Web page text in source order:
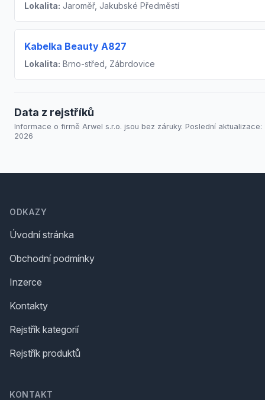
Lokalita: Jaroměř, Jakubské Předměstí
Kabelka Beauty A827
Lokalita: Brno-střed, Zábrdovice
Data z rejstříků
Informace o firmě Arwel s.r.o. jsou bez záruky. Poslední aktualizace:
2026
ODKAZY
Úvodní stránka
Obchodní podmínky
Inzerce
Kontakty
Rejstřík kategorií
Rejstřík produktů
KONTAKT